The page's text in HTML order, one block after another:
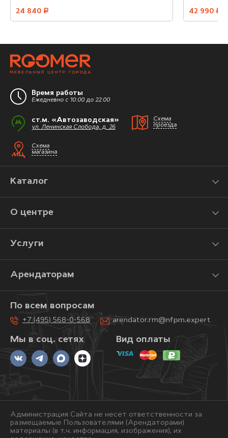
24 840 руб. 42 990 руб.
Время работы
Ежедневно с 10:00 до 22:00
ст.м. «Автозаводская»
ул. Ленинская Слобода, д. 26
Схема
проезда
Схема
магазина
Каталог
О центре
Услуги
Арендаторам
Мы в соц. сетях
По всем вопросам
+7 (495) 568-0-568 arendator.rm@nfpm.expert
Вид оплаты
Администрация Сайта не несет ответственности за
размещаемые Пользователями (Арендаторами)
материалы (в т.ч. информация, изображения), их